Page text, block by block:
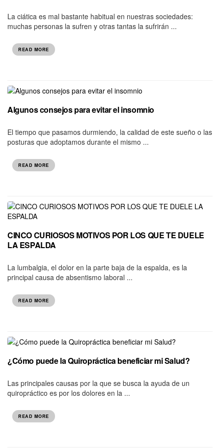
La ciática es mal bastante habitual en nuestras sociedades:
muchas personas la sufren y otras tantas la sufrirán ...
READ MORE
Algunos consejos para evitar el insomnio
El tiempo que pasamos durmiendo, la calidad de este sueño o las
posturas que adoptamos durante el mismo ...
READ MORE
CINCO CURIOSOS MOTIVOS POR LOS QUE TE DUELE
LA ESPALDA
La lumbalgia, el dolor en la parte baja de la espalda, es la
principal causa de absentismo laboral ...
READ MORE
¿Cómo puede la Quiropráctica beneficiar mi Salud?
Las principales causas por la que se busca la ayuda de un
quiropráctico es por los dolores en la ...
READ MORE